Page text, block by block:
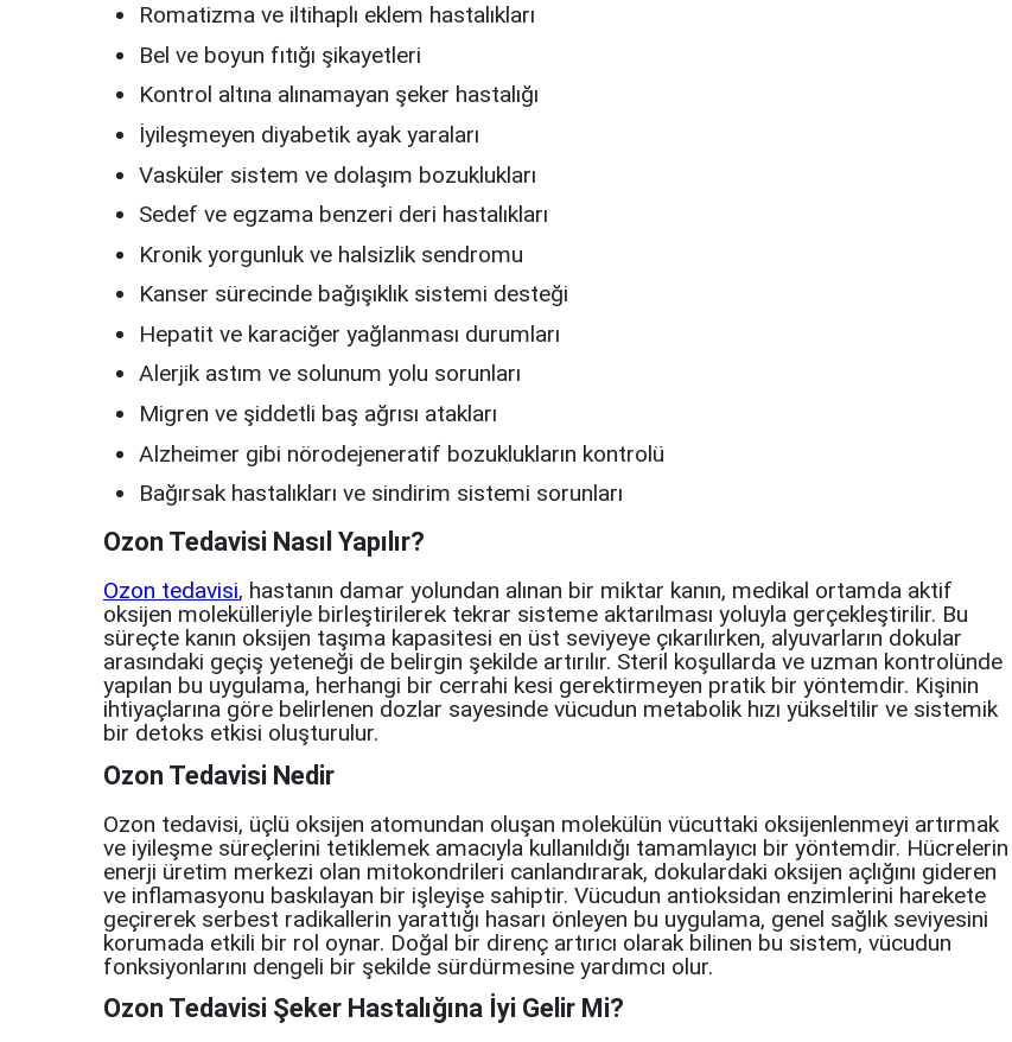
Romatizma ve iltihaplı eklem hastalıkları
Bel ve boyun fıtığı şikayetleri
Kontrol altına alınamayan şeker hastalığı
İyileşmeyen diyabetik ayak yaraları
Vasküler sistem ve dolaşım bozuklukları
Sedef ve egzama benzeri deri hastalıkları
Kronik yorgunluk ve halsizlik sendromu
Kanser sürecinde bağışıklık sistemi desteği
Hepatit ve karaciğer yağlanması durumları
Alerjik astım ve solunum yolu sorunları
Migren ve şiddetli baş ağrısı atakları
Alzheimer gibi nörodejeneratif bozuklukların kontrolü
Bağırsak hastalıkları ve sindirim sistemi sorunları
Ozon Tedavisi Nasıl Yapılır?
Ozon tedavisi, hastanın damar yolundan alınan bir miktar kanın, medikal ortamda aktif
oksijen molekülleriyle birleştirilerek tekrar sisteme aktarılması yoluyla gerçekleştirilir. Bu
süreçte kanın oksijen taşıma kapasitesi en üst seviyeye çıkarılırken, alyuvarların dokular
arasındaki geçiş yeteneği de belirgin şekilde artırılır. Steril koşullarda ve uzman kontrolünde
yapılan bu uygulama, herhangi bir cerrahi kesi gerektirmeyen pratik bir yöntemdir. Kişinin
ihtiyaçlarına göre belirlenen dozlar sayesinde vücudun metabolik hızı yükseltilir ve sistemik
bir detoks etkisi oluşturulur.
Ozon Tedavisi Nedir
Ozon tedavisi, üçlü oksijen atomundan oluşan molekülün vücuttaki oksijenlenmeyi artırmak
ve iyileşme süreçlerini tetiklemek amacıyla kullanıldığı tamamlayıcı bir yöntemdir. Hücrelerin
enerji üretim merkezi olan mitokondrileri canlandırarak, dokulardaki oksijen açlığını gideren
ve inflamasyonu baskılayan bir işleyişe sahiptir. Vücudun antioksidan enzimlerini harekete
geçirerek serbest radikallerin yarattığı hasarı önleyen bu uygulama, genel sağlık seviyesini
korumada etkili bir rol oynar. Doğal bir direnç artırıcı olarak bilinen bu sistem, vücudun
fonksiyonlarını dengeli bir şekilde sürdürmesine yardımcı olur.
Ozon Tedavisi Şeker Hastalığına İyi Gelir Mi?